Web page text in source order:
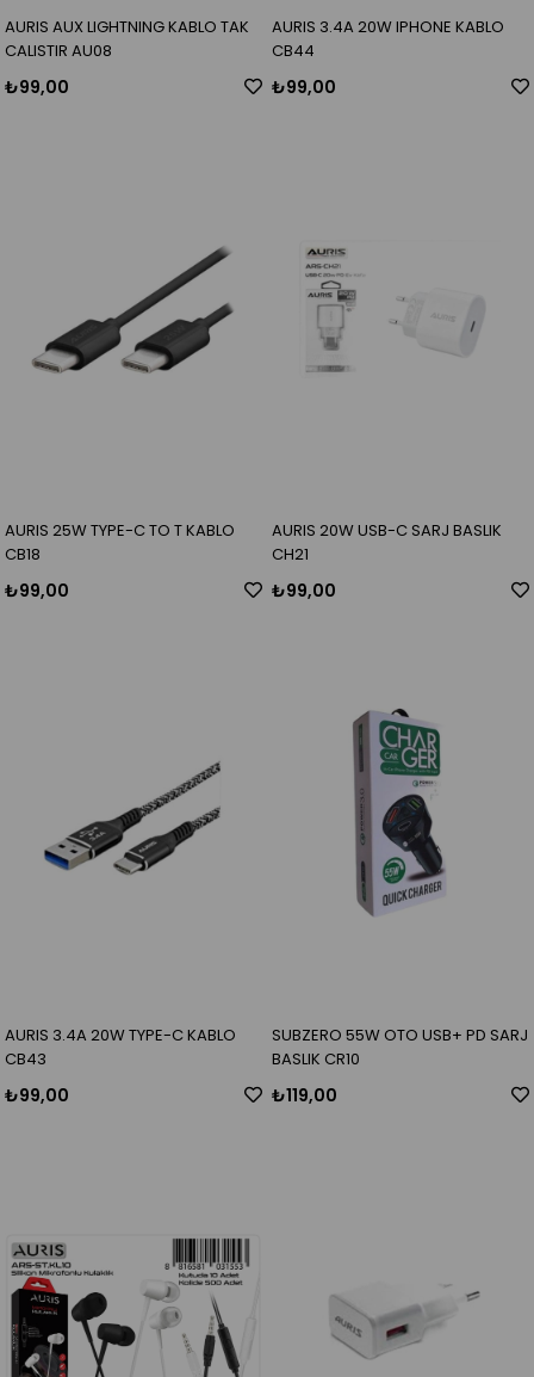
AURIS AUX LIGHTNING KABLO TAK
CALISTIR AU08
₺99,00
AURIS 3.4A 20W IPHONE KABLO
CB44
₺99,00
AURIS 25W TYPE-C TO T KABLO
CB18
₺99,00
AURIS 20W USB-C SARJ BASLIK
CH21
₺99,00
AURIS 3.4A 20W TYPE-C KABLO
CB43
₺99,00
SUBZERO 55W OTO USB+ PD SARJ
BASLIK CR10
₺119,00